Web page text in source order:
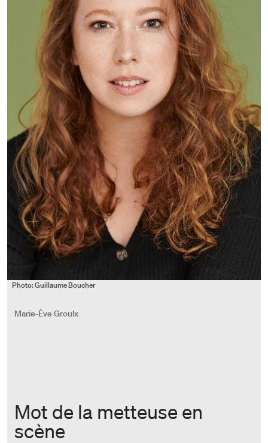
Photo: Guillaume Boucher
Marie-Ève Groulx
Mot de la metteuse en
scène